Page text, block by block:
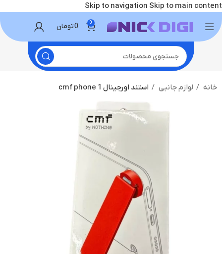
Skip to navigation Skip to main content
0
0تومان
خانه لوازم جانبی استند اورجینال cmf phone 1